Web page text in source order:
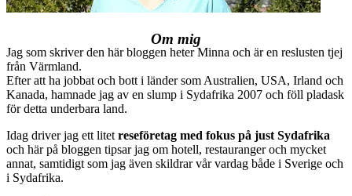
Om mig
Jag som skriver den här bloggen heter Minna och är en reslusten tjej
från Värmland.
Efter att ha jobbat och bott i länder som Australien, USA, Irland och
Kanada, hamnade jag av en slump i Sydafrika 2007 och föll pladask
för detta underbara land.
Idag driver jag ett litet reseföretag med fokus på just Sydafrika
och här på bloggen tipsar jag om hotell, restauranger och mycket
annat, samtidigt som jag även skildrar vår vardag både i Sverige och
i Sydafrika.